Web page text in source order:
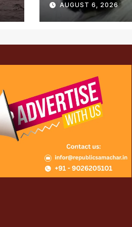
AUGUST 6, 2026